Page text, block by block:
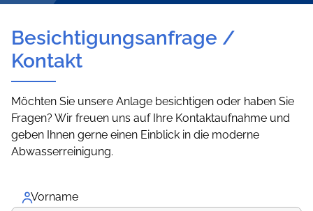
Besichtigungsanfrage /
Kontakt
Möchten Sie unsere Anlage besichtigen oder haben Sie
Fragen? Wir freuen uns auf Ihre Kontaktaufnahme und
geben Ihnen gerne einen Einblick in die moderne
Abwasserreinigung.
Vorname